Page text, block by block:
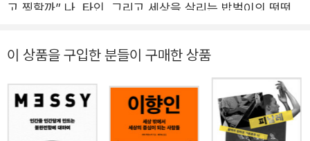
고 찡할까” 나, 타인, 그리고 세상을 살리는 밥벌이의 떳떳함
복원되고 법정 공휴일로 격상된 올해 5월 1일, 바로 우리 곁
을 한겨레출판에서 펴낸다. 이 책의 저자인 은유는 《있지만
없는 아이들》《알지 못하는 아이의 죽음》《쓰기의 말들》《글
쓰기의 최전선》 등을 통해 탁월한 에세이스트이자 날카로운
이 상품을 구입한 분들이 구매한 상품